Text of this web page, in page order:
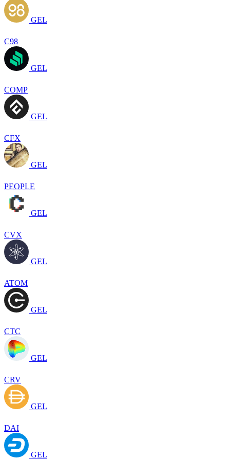
GEL
C98
GEL
COMP
GEL
CFX
GEL
PEOPLE
GEL
CVX
GEL
ATOM
GEL
CTC
GEL
CRV
GEL
DAI
GEL